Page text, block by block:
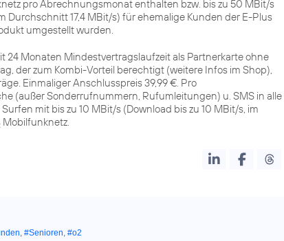
pro Abrechnungsmonat enthalten bzw. bis zu 50 MBit/s
Durchschnitt 17,4 MBit/s) für ehemalige Kunden der E-Plus
umgestellt wurden.
24 Monaten Mindestvertragslaufzeit als Partnerkarte ohne
der zum Kombi-Vorteil berechtigt (weitere Infos im Shop),
Einmaliger Anschlusspreis 39,99 €. Pro
(außer Sonderrufnummern, Rufumleitungen) u. SMS in alle
mit bis zu 10 MBit/s (Download bis zu 10 MBit/s, im
Mobilfunknetz.
, #Senioren, #o2